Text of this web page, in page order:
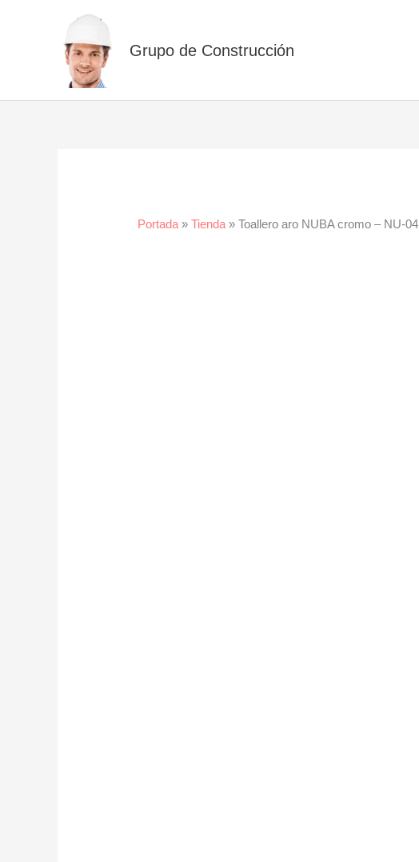
Grupo de Construcción
Portada »Tienda »Toallero aro NUBA cromo – NU-04